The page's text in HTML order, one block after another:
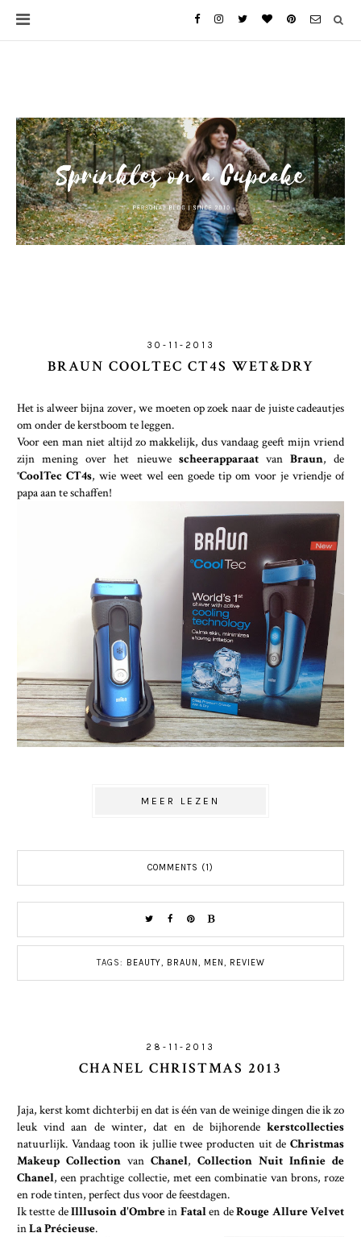
30-11-2013
BRAUN COOLTEC CT4S WET&DRY
Het is alweer bijna zover, we moeten op zoek naar de juiste cadeautjes
om onder de kerstboom te leggen.
Voor een man niet altijd zo makkelijk, dus vandaag geeft mijn vriend
zijn mening over het nieuwe scheerapparaat van Braun, de
°CoolTec CT4s, wie weet wel een goede tip om voor je vriendje of
papa aan te schaffen!
MEER LEZEN
COMMENTS (1)
TAGS: BEAUTY BRAUN MEN REVIEW
28-11-2013
CHANEL CHRISTMAS 2013
Jaja, kerst komt dichterbij en dat is één van de weinige dingen die ik zo
leuk vind aan de winter, dat en de bijhorende kerstcollecties
natuurlijk. Vandaag toon ik jullie twee producten uit de Christmas
Makeup Collection van Chanel, Collection Nuit Infinie de
Chanel, een prachtige collectie, met een combinatie van brons, roze
en rode tinten, perfect dus voor de feestdagen.
Ik testte deIlllusoin d'Ombrein Fatalen deRouge Allure Velvet
inLa Précieuse.